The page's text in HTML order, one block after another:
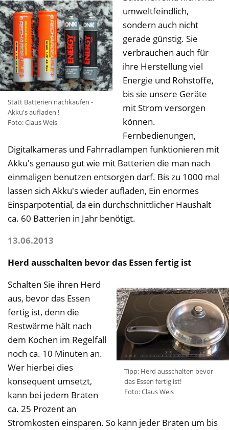
Statt Batterien nachkaufen -
Akku's aufladen !
Foto: Claus Weis
umweltfeindlich,
sondern auch nicht
gerade günstig. Sie
verbrauchen auch für
ihre Herstellung viel
Energie und Rohstoffe,
bis sie unsere Geräte
mit Strom versorgen
können.
Fernbedienungen,
Digitalkameras und Fahrradlampen funktionieren mit
Akku's genauso gut wie mit Batterien die man nach
einmaligen benutzen entsorgen darf. Bis zu 1000 mal
lassen sich Akku's wieder aufladen, Ein enormes
Einsparpotential, da ein durchschnittlicher Haushalt
ca. 60 Batterien in Jahr benötigt.
13.06.2013
Herd ausschalten bevor das Essen fertig ist
Tipp: Herd ausschalten bevor
das Essen fertig ist!
Foto: Claus Weis
Schalten Sie ihren Herd
aus, bevor das Essen
fertig ist, denn die
Restwärme hält nach
dem Kochen im Regelfall
noch ca. 10 Minuten an.
Wer hierbei dies
konsequent umsetzt,
kann bei jedem Braten
ca. 25 Prozent an
Stromkosten einsparen. So kann jeder Braten um bis